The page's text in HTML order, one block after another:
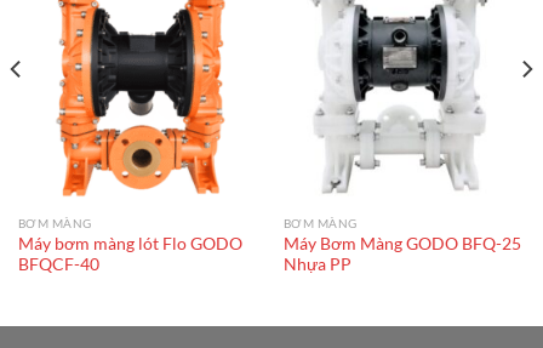
BƠM MÀNG
Máy bơm màng lót Flo GODO
BFQCF-40
BƠM MÀNG
Máy Bơm Màng GODO BFQ-25
Nhựa PP